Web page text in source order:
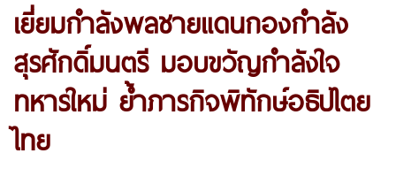
เยี่ยมกำลังพลชายแดนกองกำลัง
สุรศักดิ์มนตรี มอบขวัญกำลังใจ
ทหารใหม่ ย้ำภารกิจพิทักษ์อธิปไตย
ไทย